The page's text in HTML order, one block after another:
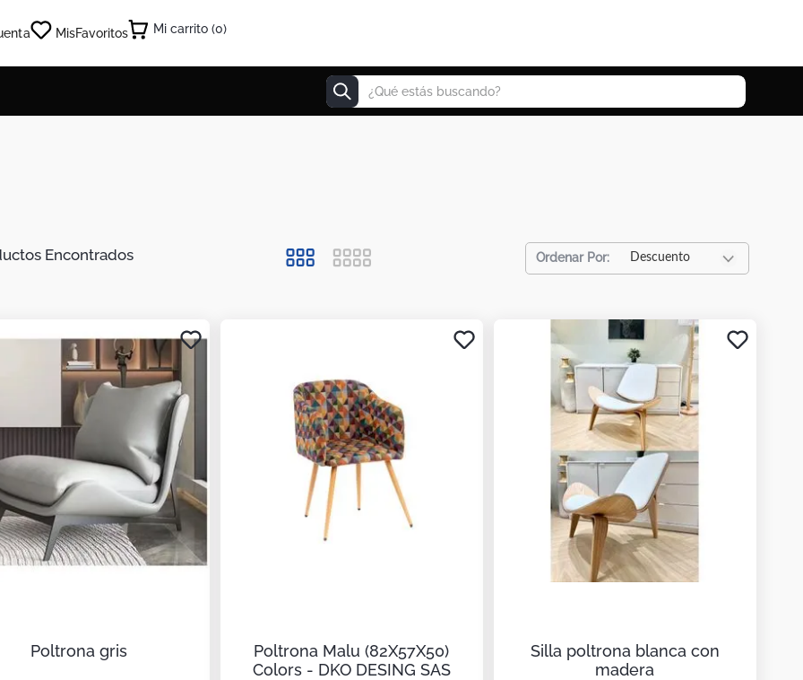
MisFavoritos 0
¿Qué estás buscando?
Descuento
Poltrona gris
Poltrona Malu (82X57X50)
Colors - DKO DESING SAS
Silla poltrona blanca con
madera